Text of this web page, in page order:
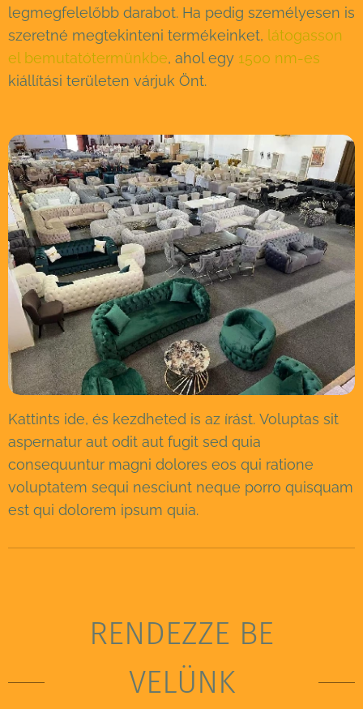
legmegfelelőbb darabot. Ha pedig személyesen is
szeretné megtekinteni termékeinket, látogasson
el bemutatótermünkbe, ahol egy 1500 nm-es
kiállítási területen várjuk Önt.
Kattints ide, és kezdheted is az írást. Voluptas sit
aspernatur aut odit aut fugit sed quia
consequuntur magni dolores eos qui ratione
voluptatem sequi nesciunt neque porro quisquam
est qui dolorem ipsum quia.
RENDEZZE BE
VELÜNK